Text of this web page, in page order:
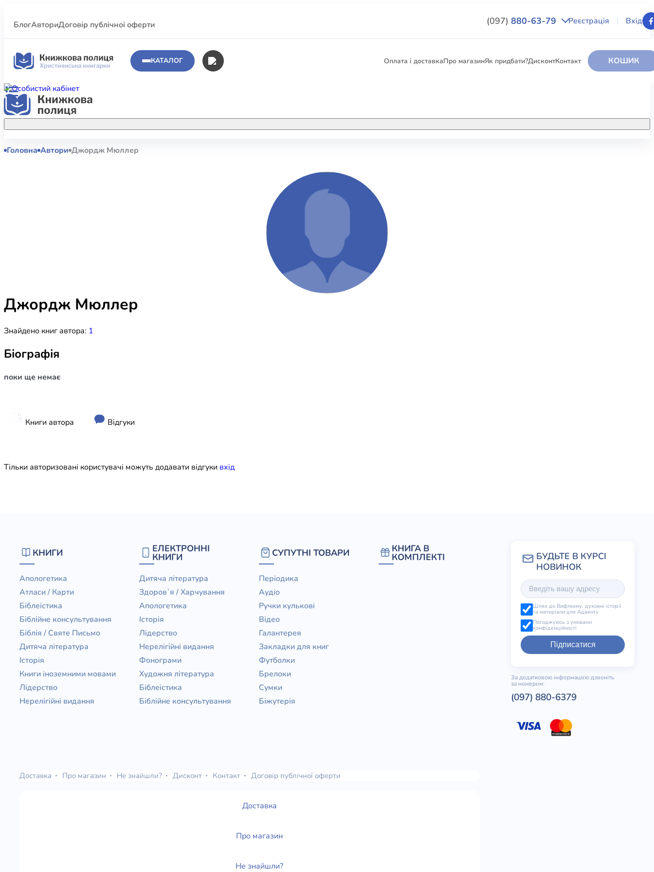
БлогАвториДоговір публічної оферти (097) 880-63-79 Реєстрація Вхід
КАТАЛОГ Оплата і доставкаПро магазинЯк придбати?ДисконтКонтакт КОШИК
Акційні пропозиції
КНИГИ
Біблійне консультування
Художня література
ЕЛЕКТРОННІ КНИГИ
КНИГА В КОМПЛЕКТІ
Головна Автори Джордж Мюллер
Джордж Мюллер
Знайдено книг автора: 1
Біографія
поки ще немає
Книги автора Відгуки
Тільки авторизовані користувачі можуть додавати відгуки вхiд
КНИГИ
Апологетика
Атласи / Карти
Біблеістика
Біблійне консультування
Біблія / Святе Письмо
Дитяча література
Історія
Книги іноземними мовами
Лідерство
Нерелігійні видання
ЕЛЕКТРОННІ
КНИГИ
Дитяча література
Здоров`я / Харчування
Апологетика
Історія
Лідерство
Нерелігійні видання
Фонограми
Художня література
Біблеістика
Біблійне консультування
СУПУТНІ ТОВАРИ
Періодика
Аудіо
Ручки кулькові
Відео
Галантерея
Закладки для книг
Футболки
Брелоки
Сумки
Біжутерія
КНИГА В
КОМПЛЕКТІ
Шлях до Вифлеєму: духовні історії
та матеріали для Адвенту
Погоджуюсь з умовами
конфіденційності
Підписатися
За додатковою інформацією дзвоніть
за номером:
(097) 880-6379
Доставка Про магазин Не знайшли? Дисконт Контакт Договір публічної оферти
Доставка
Про магазин
Не знайшли?